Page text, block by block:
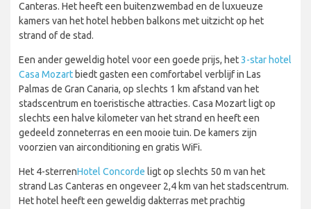
Canteras. Het heeft een buitenzwembad en de luxueuze
kamers van het hotel hebben balkons met uitzicht op het
strand of de stad.
Een ander geweldig hotel voor een goede prijs, het3-star hotel
Casa Mozart biedt gasten een comfortabel verblijf in Las
Palmas de Gran Canaria, op slechts 1 km afstand van het
stadscentrum en toeristische attracties. Casa Mozart ligt op
slechts een halve kilometer van het strand en heeft een
gedeeld zonneterras en een mooie tuin. De kamers zijn
voorzien van airconditioning en gratis WiFi.
Het 4-sterrenHotel Concorde ligt op slechts 50 m van het
strand Las Canteras en ongeveer 2,4 km van het stadscentrum.
Het hotel heeft een geweldig dakterras met prachtig